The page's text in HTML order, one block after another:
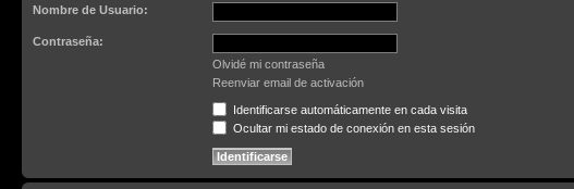
Nombre de Usuario:
Contraseña:
Olvidé mi contraseña
Reenviar email de activación
Identificarse automáticamente en cada visita
Ocultar mi estado de conexión en esta sesión